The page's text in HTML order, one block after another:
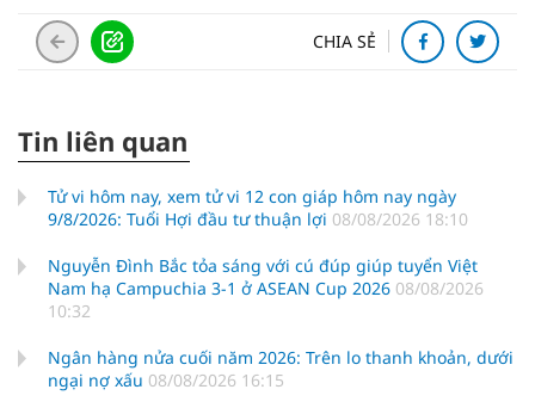
CHIA SẺ
Tin liên quan
Tử vi hôm nay, xem tử vi 12 con giáp hôm nay ngày
9/8/2026: Tuổi Hợi đầu tư thuận lợi 08/08/2026 18:10
Nguyễn Đình Bắc tỏa sáng với cú đúp giúp tuyển Việt
Nam hạ Campuchia 3-1 ở ASEAN Cup 2026 08/08/2026
10:32
Ngân hàng nửa cuối năm 2026: Trên lo thanh khoản, dưới
ngại nợ xấu 08/08/2026 16:15